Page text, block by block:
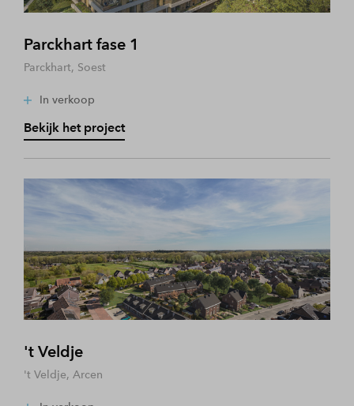
Parckhart fase 1
Parckhart, Soest
In verkoop
Bekijk het project
't Veldje
't Veldje, Arcen